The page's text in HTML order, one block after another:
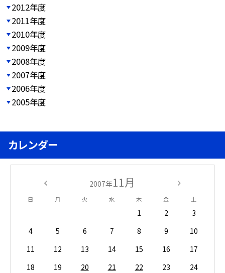
2012年度
2011年度
2010年度
2009年度
2008年度
2007年度
2006年度
2005年度
カレンダー
2007年11月
日 月 火 水 木 金 土
1 2
3
4
5 6 7 8 9
10
11
12 13 14 15 16
17
18
19 20 21 22 23
24